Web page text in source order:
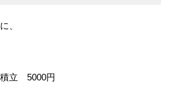
、
積立 5000円